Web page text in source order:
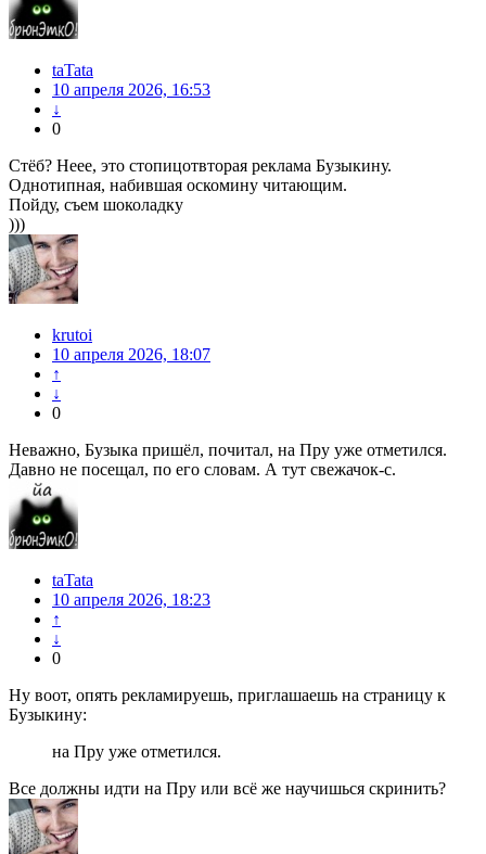
taTata
10 апреля 2026, 16:53
↓
0
Стёб? Неее, это стопицотвторая реклама Бузыкину.
Однотипная, набившая оскомину читающим.
Пойду, съем шоколадку
)))
krutoi
10 апреля 2026, 18:07
↑
↓
0
Неважно, Бузыка пришёл, почитал, на Пру уже отметился.
Давно не посещал, по его словам. А тут свежачок-с.
taTata
10 апреля 2026, 18:23
↑
↓
0
Ну воот, опять рекламируешь, приглашаешь на страницу к
Бузыкину:
на Пру уже отметился.
Все должны идти на Пру или всё же научишься скринить?